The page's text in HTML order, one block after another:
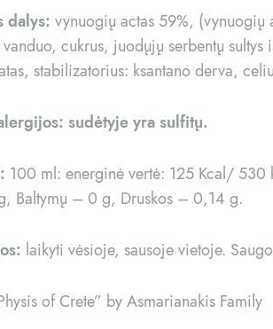
dalys: vynuogių actas 59%, (vynuogių
cukrus, juodųjų serbentų
stabilizatorius: ksantano derva,
sudėtyje yra sulfitų.
100 ml: energinė vertė: 125 Kcal/
Baltymų – 0 g, Druskos – 0,14 g.
laikyti vėsioje, sausoje vietoje.
of Crete” by Asmarianakis Family